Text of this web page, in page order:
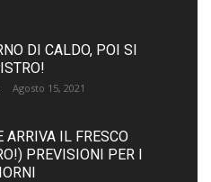
DI CALDO, POI SI
Agosto 15, 2021
ARRIVA IL FRESCO
PREVISIONI PER I